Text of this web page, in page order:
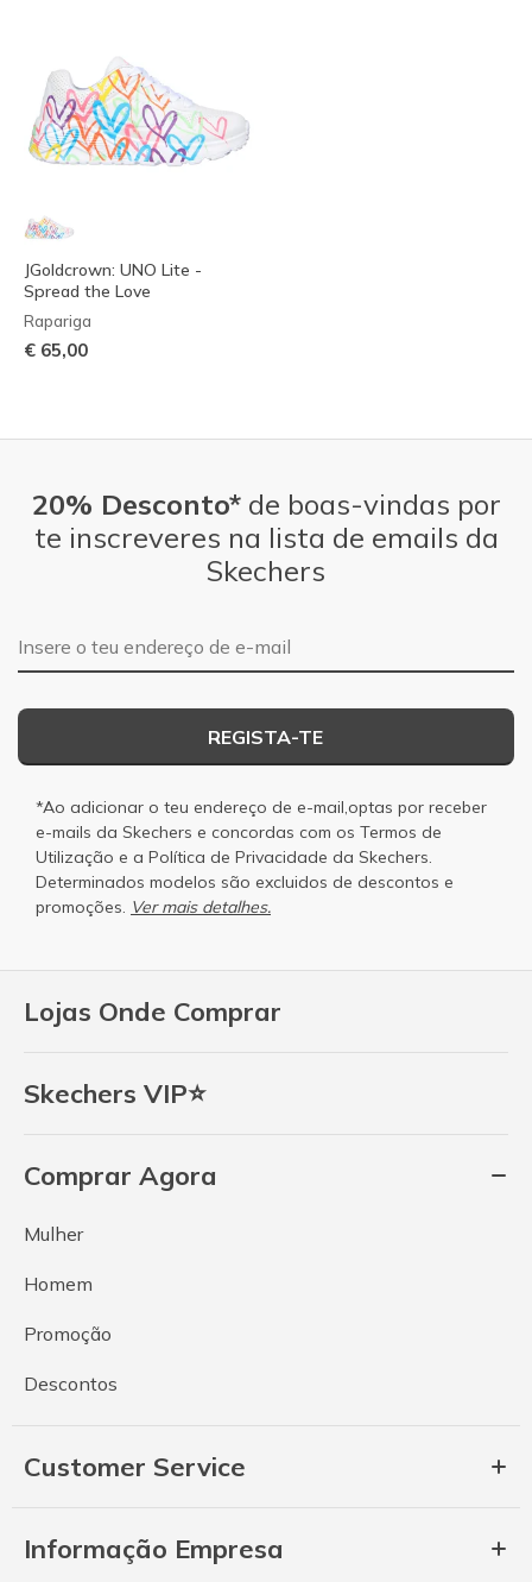
JGoldcrown: UNO Lite -
Spread the Love
Rapariga
€ 65,00
Lojas Onde Comprar
Skechers VIP⭐
Comprar Agora
Mulher
Homem
Promoção
Descontos
Customer Service
Informação Empresa
20% Desconto*de boas-vindas por
te inscreveres na lista de emails da
Skechers
Endereço de e-mail
REGISTA-TE
*Ao adicionar o teu endereço de e-mail,optas por receber
e-mails da Skechers e concordas com os Termos de
Utilização e a Política de Privacidade da Skechers.
Determinados modelos são excluidos de descontos e
promoções. Ver mais detalhes.